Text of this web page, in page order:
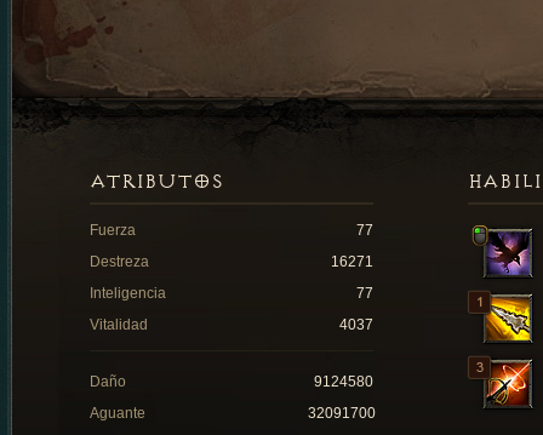
ATRIBUTOS
Fuerza
77
Destreza
16271
Inteligencia
77
Vitalidad
4037
Daño
9124580
Aguante
32091700